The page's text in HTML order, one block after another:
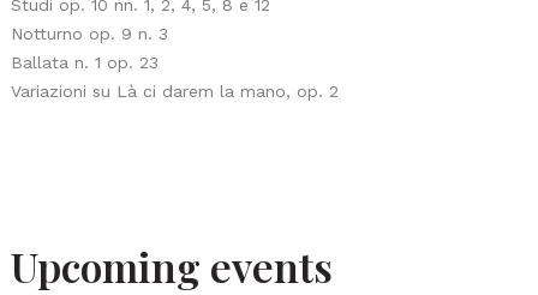
Studi op. 10 nn. 1, 2, 4, 5, 8 e 12
Notturno op. 9 n. 3
Ballata n. 1 op. 23
Variazioni su Là ci darem la mano, op. 2
Upcoming events